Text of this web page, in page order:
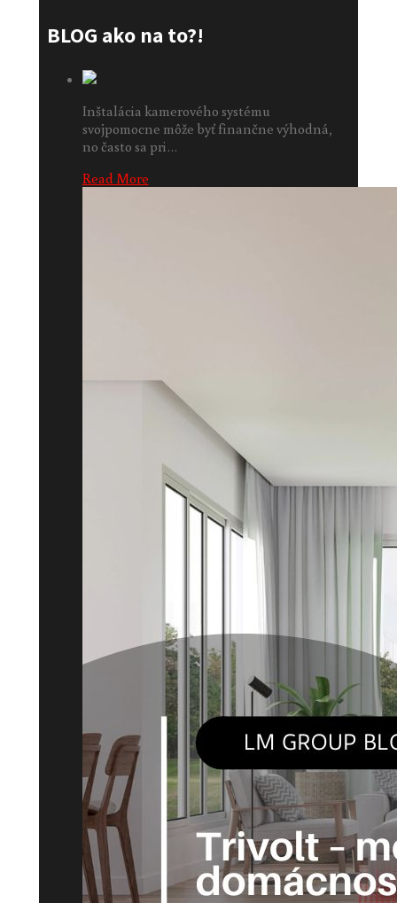
BLOG ako na to?!
Inštalácia kamerového systému
svojpomocne môže byť finančne výhodná,
no často sa pri…
Read More